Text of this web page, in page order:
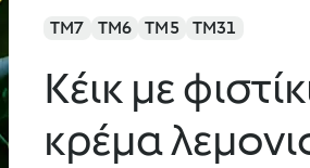
TM7 TM6 TM5 TM31
Κέικ με
κρέμα